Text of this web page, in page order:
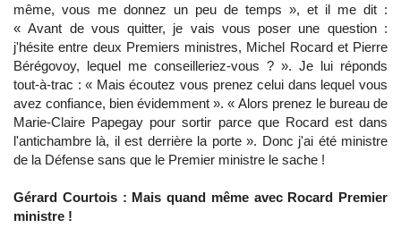
même, vous me donnez un peu de temps », et il me dit :
« Avant de vous quitter, je vais vous poser une question :
j'hésite entre deux Premiers ministres, Michel Rocard et Pierre
Bérégovoy, lequel me conseilleriez-vous ? ». Je lui réponds
tout-à-trac : « Mais écoutez vous prenez celui dans lequel vous
avez confiance, bien évidemment ». « Alors prenez le bureau de
Marie-Claire Papegay pour sortir parce que Rocard est dans
l'antichambre là, il est derrière la porte ». Donc j'ai été ministre
de la Défense sans que le Premier ministre le sache !
Gérard Courtois : Mais quand même avec Rocard Premier
ministre !